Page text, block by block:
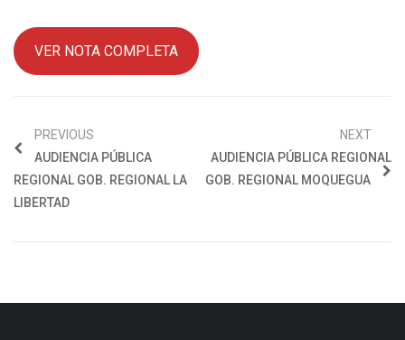
VER NOTA COMPLETA
PREVIOUS
AUDIENCIA PÚBLICA
REGIONAL GOB. REGIONAL LA
LIBERTAD
NEXT
AUDIENCIA PÚBLICA REGIONAL
GOB. REGIONAL MOQUEGUA